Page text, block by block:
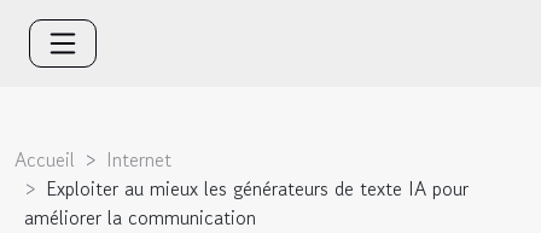
Accueil
Internet
Exploiter au mieux les générateurs de texte IA pour
améliorer la communication